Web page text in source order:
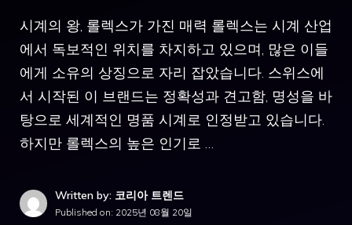
시계의 왕, 롤렉스가 가진 매력 롤렉스는 시계 산업
에서 독보적인 위치를 차지하고 있으며, 많은 이들
에게 소유의 상징으로 자리 잡았습니다. 스위스에
서 시작된 이 브랜드는 정확성과 견고함, 명성을 바
탕으로 세계적인 명품 시계로 인정받고 있습니다.
하지만 롤렉스의 높은 인기로 …
Written by: 코리아 트렌드
Published on: 2025년 08월 20일